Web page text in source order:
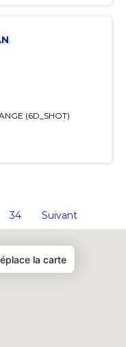
(6D_SHOT)
34 Suivant
la carte